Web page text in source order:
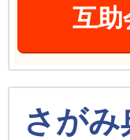
互
さが